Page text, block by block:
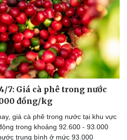
7: Giá cà phê trong nước
đồng/kg
giá cà phê trong nước tại khu vực
trong khoảng 92.600 - 93.000
trung bình ở mức 93.000